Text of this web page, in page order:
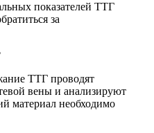
показателей ТТГ
за
ТТГ проводят
вены и анализируют
материал необходимо